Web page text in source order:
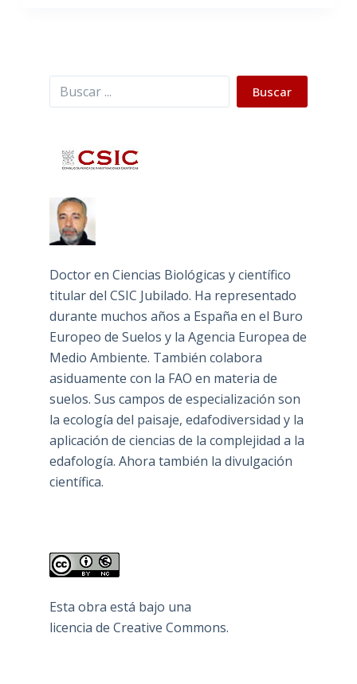
Buscar Buscar
Doctor en Ciencias Biológicas y científico
titular del CSIC Jubilado. Ha representado
durante muchos años a España en el Buro
Europeo de Suelos y la Agencia Europea de
Medio Ambiente. También colabora
asiduamente con la FAO en materia de
suelos. Sus campos de especialización son
la ecología del paisaje, edafodiversidad y la
aplicación de ciencias de la complejidad a la
edafología. Ahora también la divulgación
científica.
Esta obra está bajo una
licencia de Creative Commons.